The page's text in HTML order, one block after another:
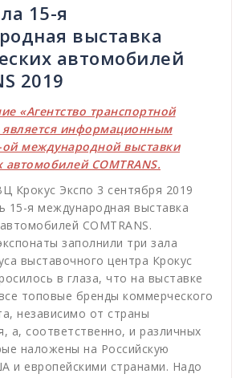
15-я
выставка
автомобилей
2019
«Агентство транспортной
информационным
международной выставки
COMTRANS.
Крокус Экспо 3 сентября 2019
15-я международная выставка
COMTRANS.
заполнили три зала
выставочного центра Крокус
в глаза, что на выставке
топовые бренды коммерческого
независимо от страны
а, соответственно, и различных
наложены на Российскую
и европейскими странами. Надо